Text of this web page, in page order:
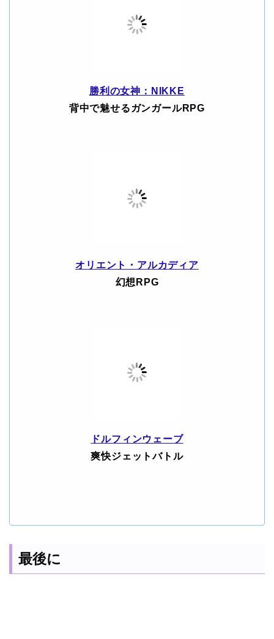
勝利の女神：NIKKE
背中で魅せるガンガールRPG
オリエント・アルカディア
幻想RPG
ドルフィンウェーブ
爽快ジェットバトル
最後に